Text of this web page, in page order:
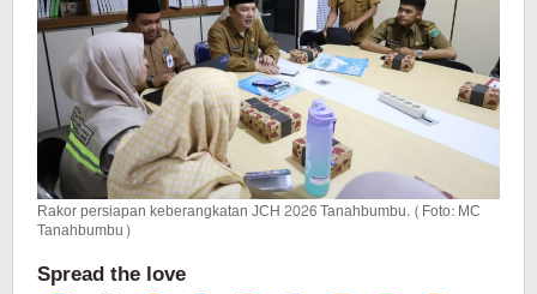
Rakor persiapan keberangkatan JCH 2026 Tanahbumbu. (Foto: MC
Tanahbumbu)
Spread the love